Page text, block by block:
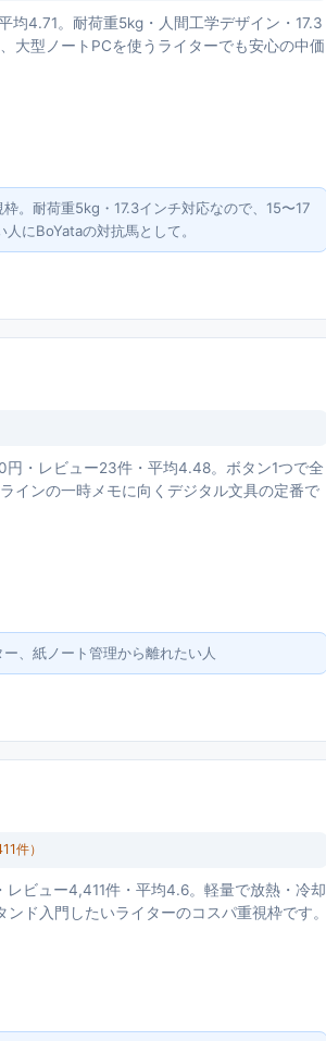
均4.71。耐荷重5kg・人間工学デザイン・17.3
大型ノートPCを使うライターでも安心の中価
。耐荷重5kg・17.3インチ対応なので、15〜17
にBoYataの対抗馬として。
・レビュー23件・平均4.48。ボタン1つで全
インの一時メモに向くデジタル文具の定番で
、紙ノート管理から離れたい人
件）
ビュー4,411件・平均4.6。軽量で放熱・冷却
ド入門したいライターのコスパ重視枠です。